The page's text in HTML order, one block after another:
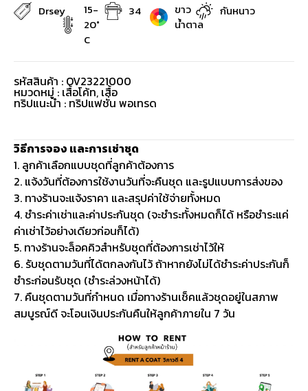
Drsey
15-
20°
C
34
ขาว
น้ำตาล
กันหนาว
รหัสสินค้า : OV23221000
หมวดหมู่ : เสื้อโค้ท, เสื้อ
ทริปแนะนำ : ทริปแฟชั่น พอเทรด
วิธีการจอง และการเช่าชุด
1. ลูกค้าเลือกแบบชุดที่ลูกค้าต้องการ
2. แจ้งวันที่ต้องการใช้งานวันที่จะคืนชุด และรูปแบบการส่งของ
3. ทางร้านจะแจ้งราคา และสรุปค่าใช้จ่ายทั้งหมด
4. ชำระค่าเช่าและค่าประกันชุด (จะชำระทั้งหมดก็ได้ หรือชำระแค่
ค่าเช่าไว้อย่างเดียวก่อนก็ได้)
5. ทางร้านจะล็อคคิวสำหรับชุดที่ต้องการเช่าไว้ให้
6. รับชุดตามวันที่ได้ตกลงกันไว้ ถ้าหากยังไม่ได้ชำระค่าประกันก็
ชำระก่อนรับชุด (ชำระล่วงหน้าได้)
7. คืนชุดตามวันที่กำหนด เมื่อทางร้านเช็คแล้วชุดอยู่ในสภาพ
สมบูรณ์ดี จะโอนเงินประกันคืนให้ลูกค้าภายใน 7 วัน